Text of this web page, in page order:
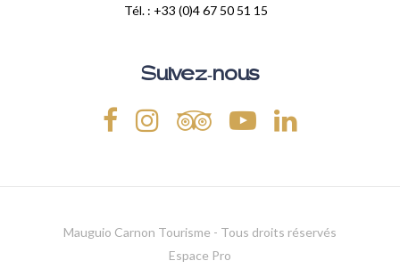
Tél. : +33 (0)4 67 50 51 15
Suivez-nous
Mauguio Carnon Tourisme - Tous droits réservés
Espace Pro